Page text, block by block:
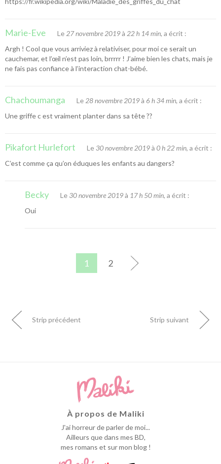
Marie-Eve Le 27 novembre 2019à 22 h 14 min, a écrit :
Argh ! Cool que vous arriviez à relativiser, pour moi ce serait un
cauchemar, et l’œil n’est pas loin, brrrrr ! J’aime bien les chats, mais je
ne fais pas confiance à l’interaction chat-bébé.
Chachoumanga Le 28 novembre 2019à 6 h 34 min, a écrit :
Une griffe c est vraiment planter dans sa tête ??
Pikafort Hurlefort Le 30 novembre 2019à 0 h 22 min, a écrit :
C’est comme ça qu’on éduques les enfants au dangers?
Becky Le 30 novembre 2019à 17 h 50 min, a écrit :
Oui
1 2
Strip précédent Strip suivant
À propos de Maliki
J'ai horreur de parler de moi...
Ailleurs que dans mes BD,
mes romans et sur mon blog !